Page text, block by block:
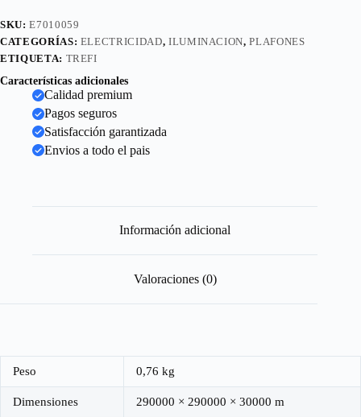
SKU:E7010059
CATEGORÍAS: ELECTRICIDAD, ILUMINACION,PLAFONES
ETIQUETA: TREFI
Características adicionales
Calidad premium
Pagos seguros
Satisfacción garantizada
Envios a todo el pais
Información adicional
Valoraciones (0)
Peso 0,76 kg
Dimensiones 290000 × 290000 × 30000 m